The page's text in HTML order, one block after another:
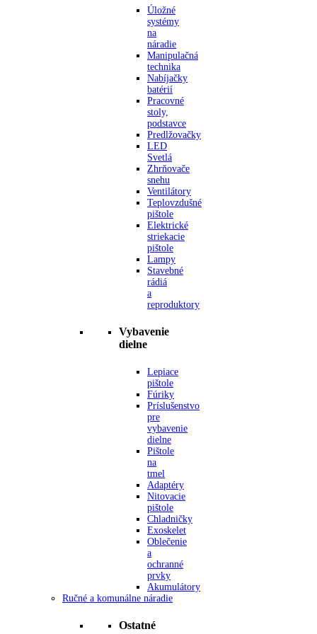
Úložné
systémy
na
náradie
Manipulačná
technika
Nabíjačky
batérií
Pracovné
stoly,
podstavce
Predlžovačky
LED
Svetlá
Zhrňovače
snehu
Ventilátory
Teplovzdušné
pištole
Elektrické
striekacie
pištole
Lampy
Stavebné
rádiá
a
reproduktory
Vybavenie
dielne
Lepiace
pištole
Fúriky
Príslušenstvo
pre
vybavenie
dielne
Pištole
na
tmel
Adaptéry
Nitovacie
pištole
Chladničky
Exoskelet
Oblečenie
a
ochranné
prvky
Akumulátory
Ručné a komunálne náradie
Ostatné